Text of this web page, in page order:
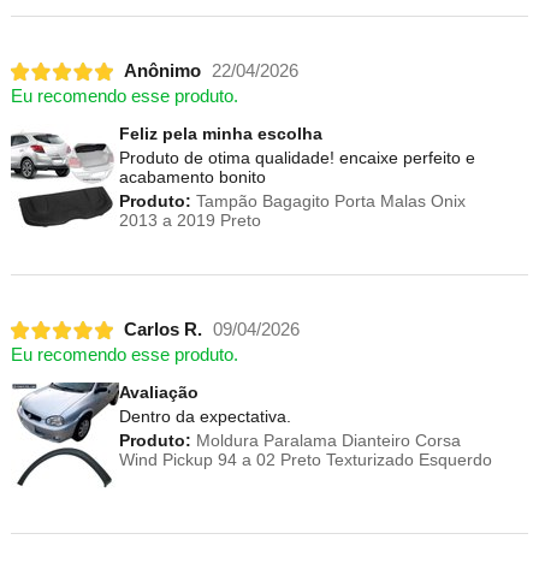
Anônimo
22/04/2026
Eu recomendo esse produto.
Feliz pela minha escolha
Produto de otima qualidade! encaixe perfeito e
acabamento bonito
Produto: Tampão Bagagito Porta Malas Onix
2013 a 2019 Preto
Carlos R. 09/04/2026
Eu recomendo esse produto.
Avaliação
Dentro da expectativa.
Produto: Moldura Paralama Dianteiro Corsa
Wind Pickup 94 a 02 Preto Texturizado Esquerdo